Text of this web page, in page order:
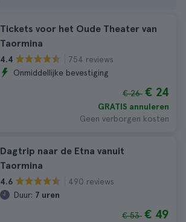
Tickets voor het Oude Theater van
Taormina
4.4
754 reviews
Onmiddellijke bevestiging
€ 26 € 24
GRATIS annuleren
Geen verborgen kosten
Dagtrip naar de Etna vanuit
Taormina
4.6
490 reviews
Duur: 7 uren
€ 53 € 49